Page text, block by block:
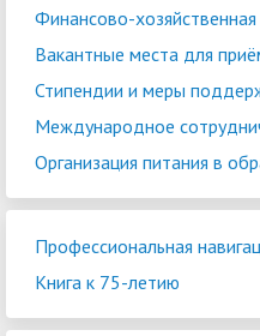
Финансово-хозяйственная
Вакантные места для
Стипендии и меры
Международное
Организация питания в
Профессиональная
Книга к 75-летию